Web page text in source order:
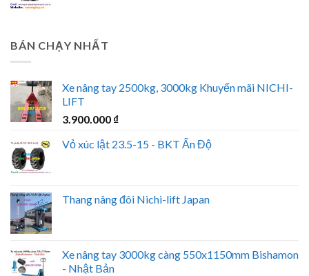
BÁN CHẠY NHẤT
Xe nâng tay 2500kg, 3000kg Khuyến mãi NICHI-
LIFT
3.900.000 ₫
Vỏ xúc lật 23.5-15 - BKT Ấn Độ
Thang nâng đôi Nichi-lift Japan
Xe nâng tay 3000kg càng 550x1150mm Bishamon
- Nhật Bản